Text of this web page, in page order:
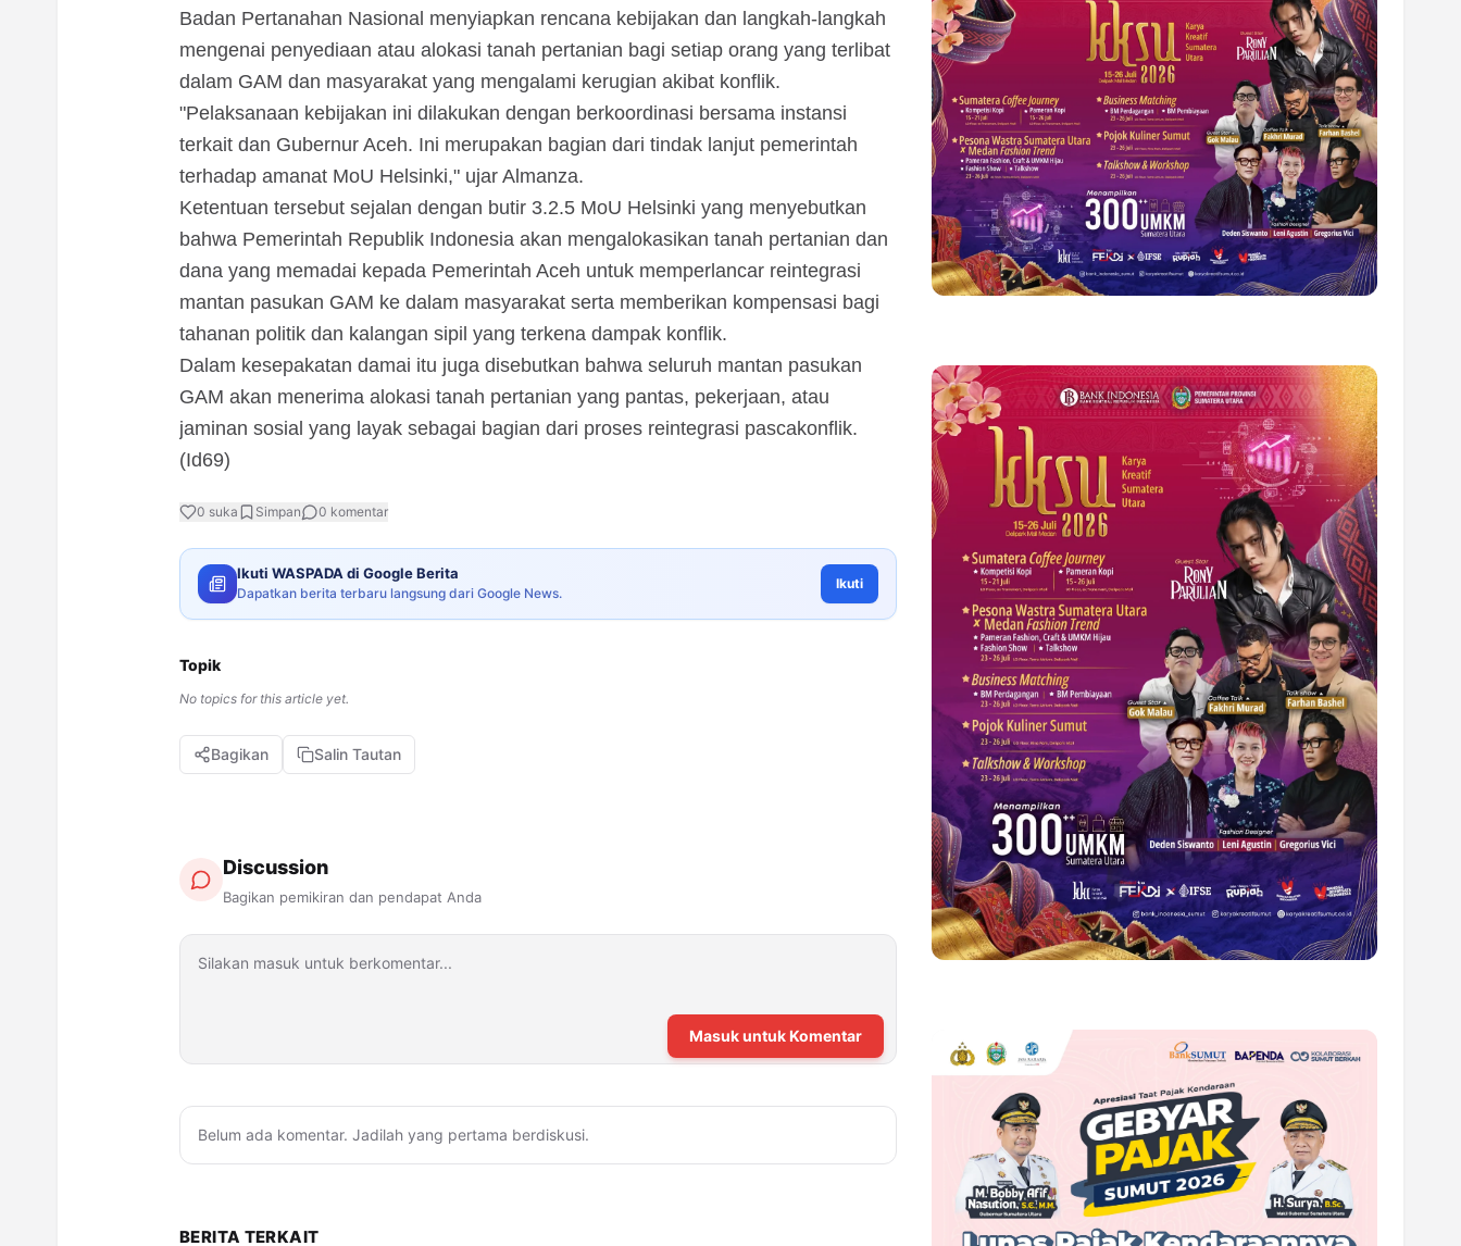
Badan Pertanahan Nasional menyiapkan rencana kebijakan dan langkah-langkah
mengenai penyediaan atau alokasi tanah pertanian bagi setiap orang yang terlibat
dalam GAM dan masyarakat yang mengalami kerugian akibat konflik.
"Pelaksanaan kebijakan ini dilakukan dengan berkoordinasi bersama instansi
terkait dan Gubernur Aceh. Ini merupakan bagian dari tindak lanjut pemerintah
terhadap amanat MoU Helsinki," ujar Almanza.
Ketentuan tersebut sejalan dengan butir 3.2.5 MoU Helsinki yang menyebutkan
bahwa Pemerintah Republik Indonesia akan mengalokasikan tanah pertanian dan
dana yang memadai kepada Pemerintah Aceh untuk memperlancar reintegrasi
mantan pasukan GAM ke dalam masyarakat serta memberikan kompensasi bagi
tahanan politik dan kalangan sipil yang terkena dampak konflik.
Dalam kesepakatan damai itu juga disebutkan bahwa seluruh mantan pasukan
GAM akan menerima alokasi tanah pertanian yang pantas, pekerjaan, atau
jaminan sosial yang layak sebagai bagian dari proses reintegrasi pascakonflik.
(Id69)
0 suka Simpan 0 komentar
Ikuti WASPADA di Google Berita
Dapatkan berita terbaru langsung dari Google News.
Ikuti
Topik
No topics for this article yet.
Bagikan Salin Tautan
Discussion
Bagikan pemikiran dan pendapat Anda
Masuk untuk Komentar
Belum ada komentar. Jadilah yang pertama berdiskusi.
BERITA TERKAIT